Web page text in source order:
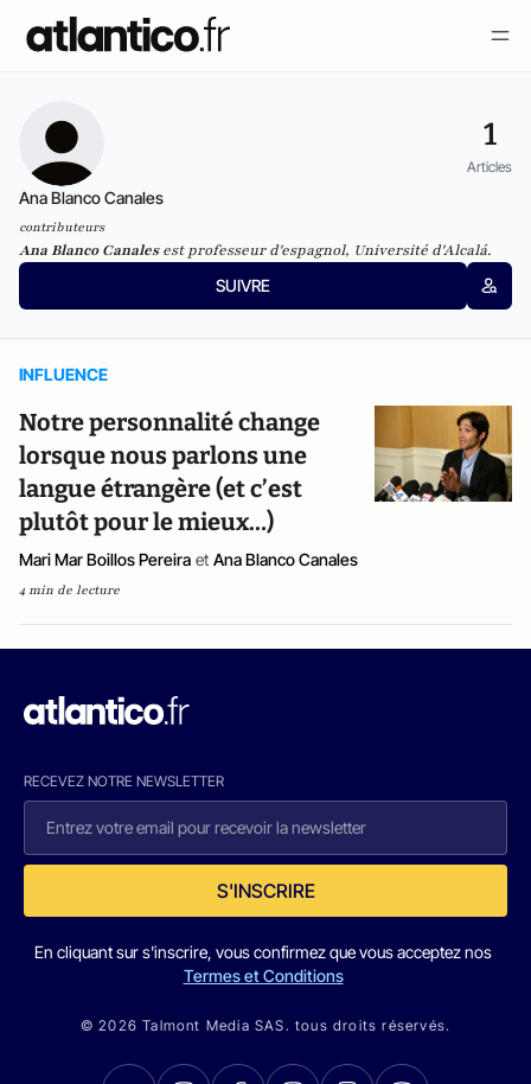
1
Articles
Ana Blanco Canales
contributeurs
Ana Blanco Canalesest professeur d'espagnol, Université d'Alcalá.
SUIVRE
INFLUENCE
Notre personnalité change
lorsque nous parlons une
langue étrangère (et c’est
plutôt pour le mieux…)
Mari Mar Boillos Pereira et Ana Blanco Canales
4 min de lecture
RECEVEZ NOTRE NEWSLETTER
S'INSCRIRE
En cliquant sur s'inscrire, vous confirmez que vous acceptez nos
Termes et Conditions
© 2026 Talmont Media SAS. tous droits réservés.